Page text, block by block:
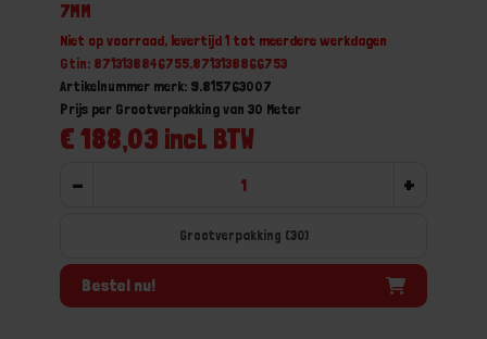
7MM
Niet op voorraad, levertijd 1 tot meerdere werkdagen
Gtin: 8713138846755,8713138866753
Artikelnummer merk: 9.815763007
€ 188,03 incl. BTW
Prijs per Grootverpakking van 30 Meter
- +
Grootverpakking (30)
Bestel nu!